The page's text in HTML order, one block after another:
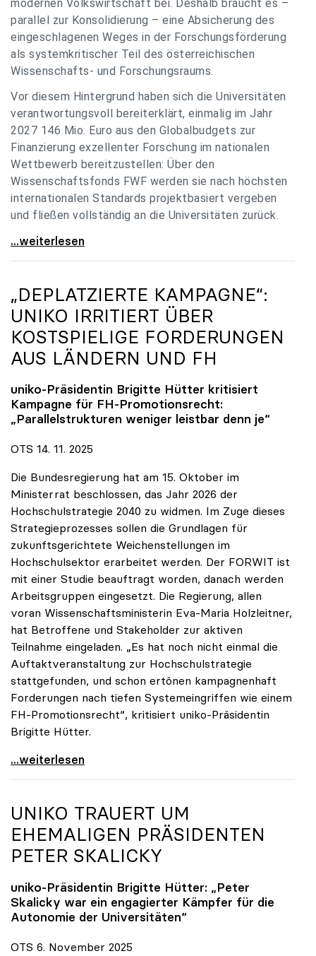
modernen Volkswirtschaft bei. Deshalb braucht es –
parallel zur Konsolidierung – eine Absicherung des
eingeschlagenen Weges in der Forschungsförderung
als systemkritischer Teil des österreichischen
Wissenschafts- und Forschungsraums.
Vor diesem Hintergrund haben sich die Universitäten
verantwortungsvoll bereiterklärt, einmalig im Jahr
2027 146 Mio. Euro aus den Globalbudgets zur
Finanzierung exzellenter Forschung im nationalen
Wettbewerb bereitzustellen: Über den
Wissenschaftsfonds FWF werden sie nach höchsten
internationalen Standards projektbasiert vergeben
und fließen vollständig an die Universitäten zurück.
Gemeinsam für einen starken Wissenschafts- und
...weiterlesen
„DEPLATZIERTE KAMPAGNE“:
UNIKO IRRITIERT ÜBER
KOSTSPIELIGE FORDERUNGEN
AUS LÄNDERN UND FH
uniko-Präsidentin Brigitte Hütter kritisiert
Kampagne für FH-Promotionsrecht:
„Parallelstrukturen weniger leistbar denn je“
OTS 14. 11. 2025
Die Bundesregierung hat am 15. Oktober im
Ministerrat beschlossen, das Jahr 2026 der
Hochschulstrategie 2040 zu widmen. Im Zuge dieses
Strategieprozesses sollen die Grundlagen für
zukunftsgerichtete Weichenstellungen im
Hochschulsektor erarbeitet werden. Der FORWIT ist
mit einer Studie beauftragt worden, danach werden
Arbeitsgruppen eingesetzt. Die Regierung, allen
voran Wissenschaftsministerin Eva-Maria Holzleitner,
hat Betroffene und Stakeholder zur aktiven
Teilnahme eingeladen. „Es hat noch nicht einmal die
Auftaktveranstaltung zur Hochschulstrategie
stattgefunden, und schon ertönen kampagnenhaft
Forderungen nach tiefen Systemeingriffen wie einem
FH-Promotionsrecht“, kritisiert uniko-Präsidentin
Brigitte Hütter.
„Deplatzierte Kampagne“: uniko irritiert über
...weiterlesen
UNIKO TRAUERT UM
EHEMALIGEN PRÄSIDENTEN
PETER SKALICKY
uniko-Präsidentin Brigitte Hütter: „Peter
Skalicky war ein engagierter Kämpfer für die
Autonomie der Universitäten“
OTS 6. November 2025